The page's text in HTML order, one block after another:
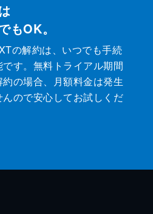
もOK。
の解約は、いつでも手続
です。無料トライアル期間
約の場合、月額料金は発生
んので安心してお試しくだ